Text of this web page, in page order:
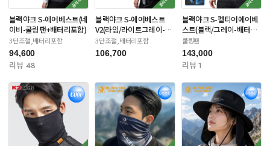
블랙야크 S-에어베스트(네
이비-쿨링팬+배터리포함)
3단조절,배터리포함
94,600
리뷰 48
블랙야크 S-에어베스트
V2(라임/라이트그레이-쿨
링팬) 배터리포함
3단조절,배터리포함
106,700
블랙야크 S-펠티어에어베
스트(블랙/그레이-배터리
별도)
쿨링팬
143,000
리뷰 1